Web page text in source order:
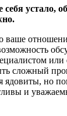
устало,
ваше
или
сложный
ядовиты, но
и